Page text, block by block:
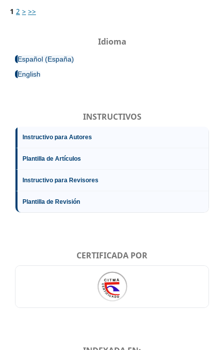
1 2 > >>
Idioma
Español (España)
English
INSTRUCTIVOS
Instructivo para Autores
Plantilla de Artículos
Instructivo para Revisores
Plantilla de Revisión
CERTIFICADA POR